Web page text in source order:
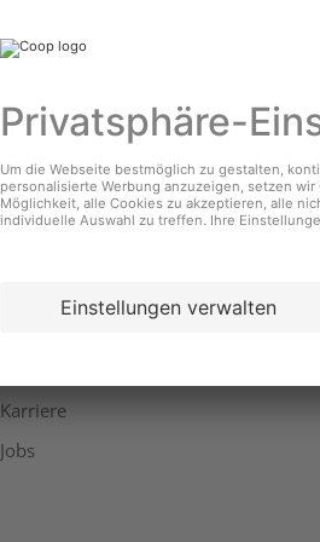
Unternehmen
Karriere
Jobs